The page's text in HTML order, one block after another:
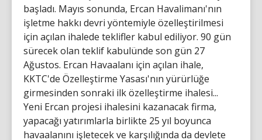
başladı. Mayıs sonunda, Ercan Havalimanı'nın
işletme hakkı devri yöntemiyle özelleştirilmesi
için açılan ihalede teklifler kabul ediliyor. 90 gün
sürecek olan teklif kabulünde son gün 27
Ağustos. Ercan Havaalanı için açılan ihale,
KKTC'de Özelleştirme Yasası'nın yürürlüğe
girmesinden sonraki ilk özelleştirme ihalesi...
Yeni Ercan projesi ihalesini kazanacak firma,
yapacağı yatırımlarla birlikte 25 yıl boyunca
havaalanını işletecek ve karşılığında da devlete